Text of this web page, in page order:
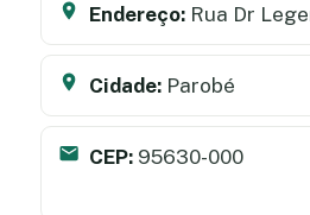
Endereço: Rua Dr
Cidade: Parobé
CEP: 95630-000